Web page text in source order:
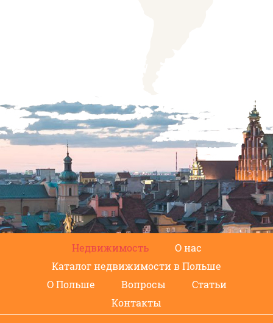
Недвижимость
О нас
Каталог недвижимости в Польше
О Польше
Вопросы
Статьи
Контакты